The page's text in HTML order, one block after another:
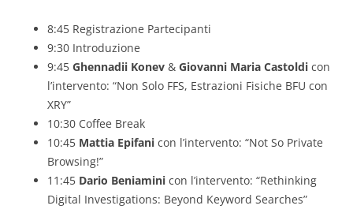
8:45 Registrazione Partecipanti
9:30 Introduzione
9:45 Ghennadii Konev & Giovanni Maria Castoldi con
l’intervento: “Non Solo FFS, Estrazioni Fisiche BFU con
XRY”
10:30 Coffee Break
10:45 Mattia Epifani con l’intervento: “Not So Private
Browsing!”
11:45 Dario Beniamini con l’intervento: “Rethinking
Digital Investigations: Beyond Keyword Searches”